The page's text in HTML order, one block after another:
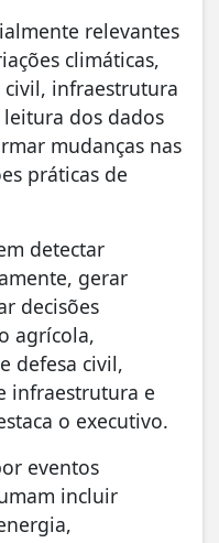
relevantes
climáticas,
infraestrutura
leitura dos dados
mudanças nas
práticas de
detectar
gerar
decisões
agrícola,
defesa civil,
infraestrutura e
o executivo.
eventos
incluir